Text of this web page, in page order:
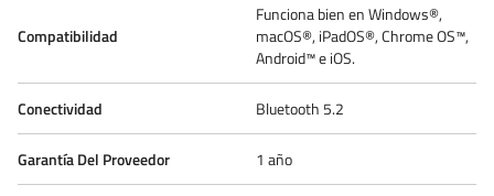
Compatibilidad
Funciona bien en Windows®,
macOS®, iPadOS®, Chrome OS™,
Android™ e iOS.
Conectividad Bluetooth 5.2
Garantía Del Proveedor 1 año